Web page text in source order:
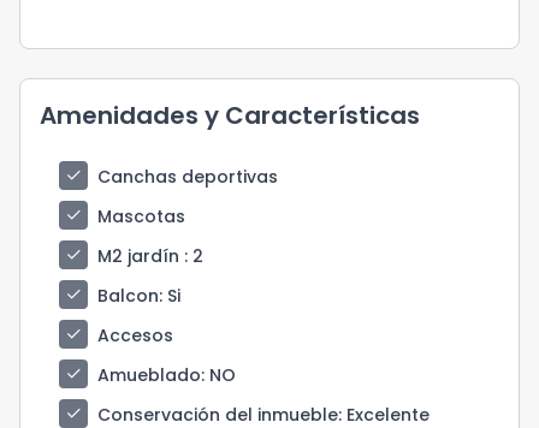
Amenidades y Características
check
Canchas deportivas
check
Mascotas
check
M2 jardín : 2
check
Balcon: Si
check
Accesos
check
Amueblado: NO
check
Conservación del inmueble: Excelente